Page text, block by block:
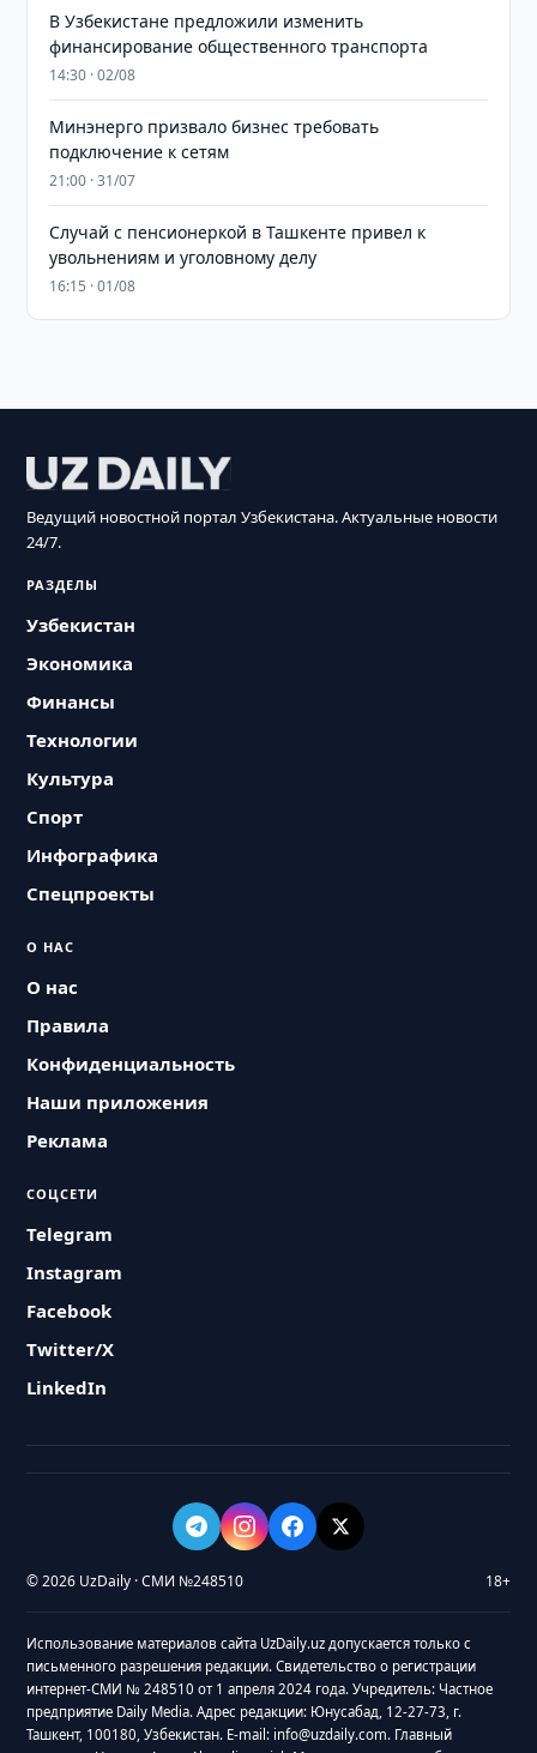
В Узбекистане предложили изменить
финансирование общественного транспорта
14:30 · 02/08
Минэнерго призвало бизнес требовать
подключение к сетям
21:00 · 31/07
Случай с пенсионеркой в Ташкенте привел к
увольнениям и уголовному делу
16:15 · 01/08
Ведущий новостной портал Узбекистана. Актуальные новости
24/7.
РАЗДЕЛЫ
Узбекистан
Экономика
Финансы
Технологии
Культура
Спорт
Инфографика
Спецпроекты
О НАС
О нас
Правила
Конфиденциальность
Наши приложения
Реклама
СОЦСЕТИ
Telegram
Instagram
Facebook
Twitter/X
LinkedIn
© 2026 UzDaily · СМИ №248510 18+
Использование материалов сайта UzDaily.uz допускается только с
письменного разрешения редакции. Свидетельство о регистрации
интернет-СМИ № 248510 от 1 апреля 2024 года. Учредитель: Частное
предприятие Daily Media. Адрес редакции: Юнусабад, 12-27-73, г.
Ташкент, 100180, Узбекистан. E-mail: info@uzdaily.com. Главный